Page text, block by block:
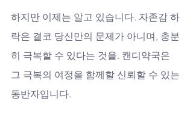
하지만 이제는 알고 있습니다. 자존감 하
락은 결코 당신만의 문제가 아니며, 충분
히 극복할 수 있다는 것을. 캔디약국은
그 극복의 여정을 함께할 신뢰할 수 있는
동반자입니다.